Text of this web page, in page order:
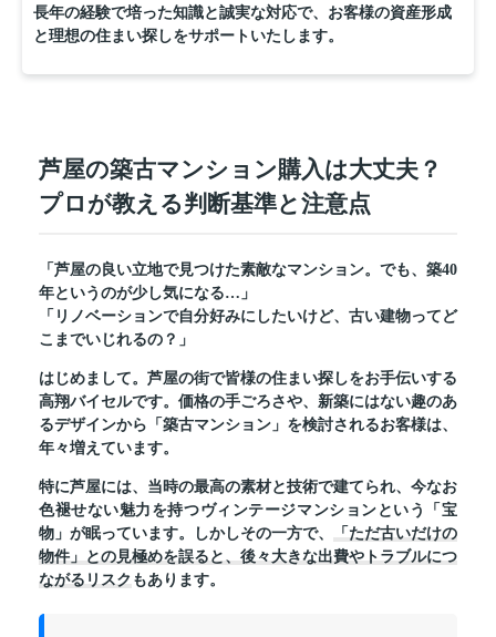
長年の経験で培った知識と誠実な対応で、お客様の資産形成
と理想の住まい探しをサポートいたします。
芦屋の築古マンション購入は大丈夫？
プロが教える判断基準と注意点
「芦屋の良い立地で見つけた素敵なマンション。でも、築40
年というのが少し気になる…」
「リノベーションで自分好みにしたいけど、古い建物ってど
こまでいじれるの？」
はじめまして。芦屋の街で皆様の住まい探しをお手伝いする
高翔バイセルです。価格の手ごろさや、新築にはない趣のあ
るデザインから「築古マンション」を検討されるお客様は、
年々増えています。
特に芦屋には、当時の最高の素材と技術で建てられ、今なお
色褪せない魅力を持つヴィンテージマンションという「宝
物」が眠っています。しかしその一方で、
「ただ古いだけの
物件」との見極めを誤ると、後々大きな出費やトラブルにつ
ながるリスク もあります。